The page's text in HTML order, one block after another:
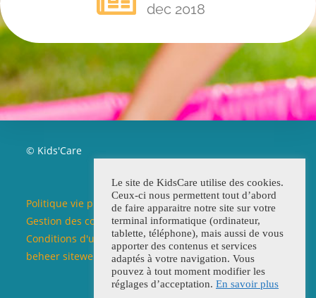
dec 2018
© Kids'Care
Politique vie privée / Beleid privéleven
Gestion des cookies / Beleid cookies
Conditions d'utilisation du site web / Voorwaarden
beheer siteweb
Le site de KidsCare utilise des cookies.
Ceux-ci nous permettent tout d’abord
de faire apparaitre notre site sur votre
terminal informatique (ordinateur,
tablette, téléphone), mais aussi de vous
apporter des contenus et services
adaptés à votre navigation. Vous
pouvez à tout moment modifier les
réglages d’acceptation. En savoir plus